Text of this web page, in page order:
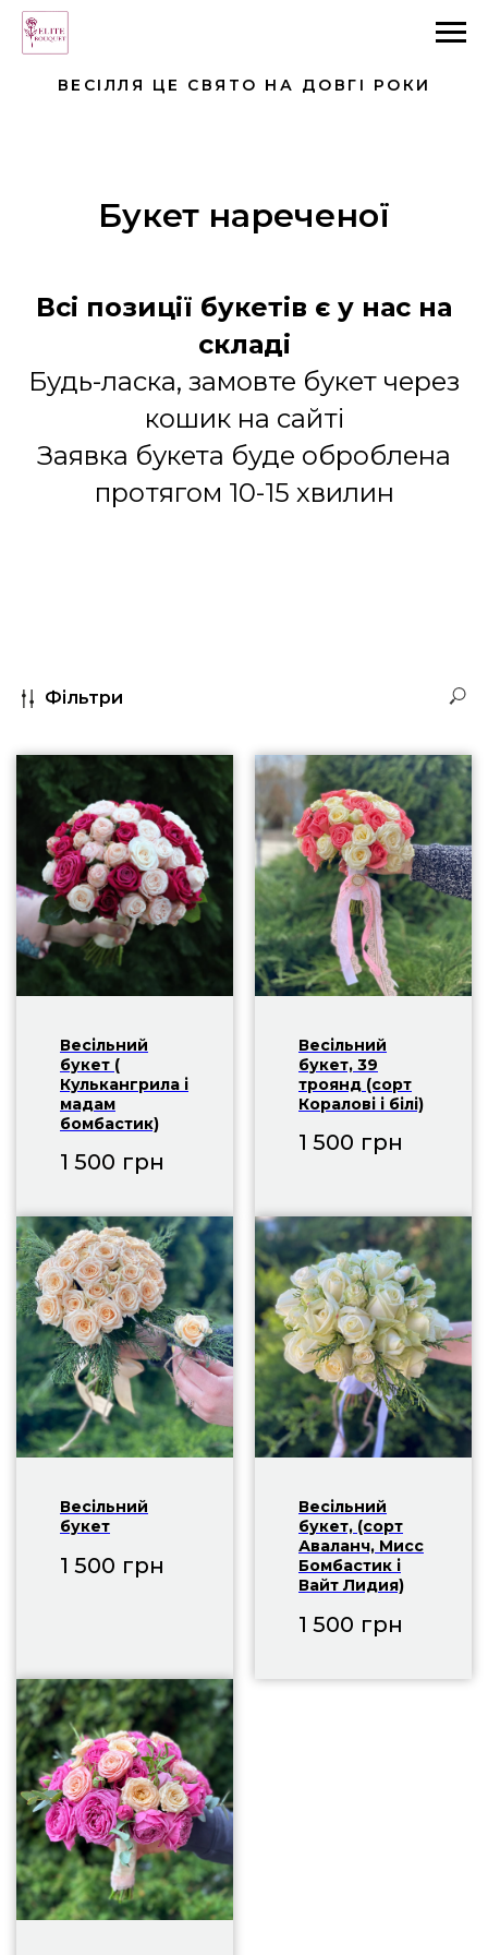
ВЕСІЛЛЯ ЦЕ СВЯТО НА ДОВГІ РОКИ
Букет нареченої
Всі позиції букетів є у нас на
складі
Будь-ласка, замовте букет через
кошик на сайті
Заявка букета буде оброблена
протягом 10-15 хвилин
Фільтри
Весільний
букет (
Кулькангрила і
мадам
бомбастик)
1 500 грн
Весільний
букет, 39
троянд (сорт
Коралові і білі)
1 500 грн
Весільний
букет
1 500 грн
Весільний
букет, (сорт
Аваланч, Мисс
Бомбастик і
Вайт Лидия)
1 500 грн